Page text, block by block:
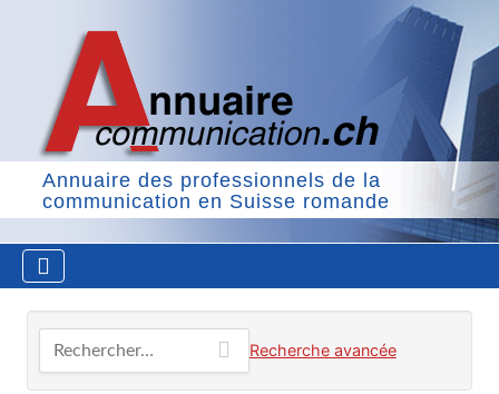
Annuaire des professionnels de la
communication en Suisse romande
Recherche avancée